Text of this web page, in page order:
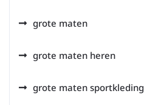
grote maten
grote maten heren
grote maten sportkleding